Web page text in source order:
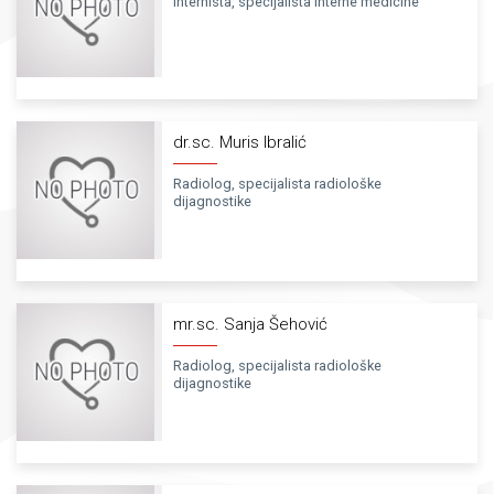
dr.sc. Muris Ibralić
Radiolog, specijalista radiološke
dijagnostike
mr.sc. Sanja Šehović
Radiolog, specijalista radiološke
dijagnostike